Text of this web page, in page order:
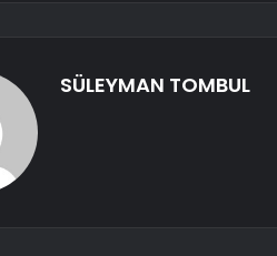
SÜLEYMAN TOMBUL